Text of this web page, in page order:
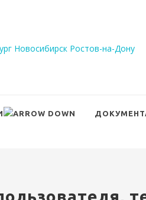
Новосибирск Ростов-на-Дону